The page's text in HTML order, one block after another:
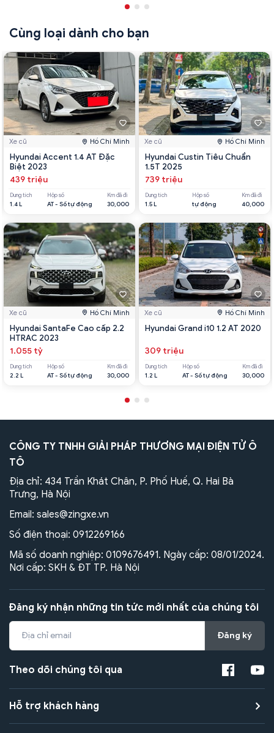
Cùng loại dành cho bạn
Xe cũ Hồ Chí Minh
Hyundai Accent 1.4 AT Đặc
Biệt 2023
439 triệu
Dung tích
1.4 L
Hộp số
AT - Số tự động
Km đã đi
30,000
Xe cũ Hồ Chí Minh
Hyundai SantaFe Cao cấp 2.2
HTRAC 2023
1.055 tỷ
Dung tích
2.2 L
Hộp số
AT - Số tự động
Km đã đi
30,000
Xe cũ Hồ Chí Minh
Hyundai Custin Tiêu Chuẩn
1.5T 2025
739 triệu
Dung tích
1.5 L
Hộp số
tự động
Km đã đi
40,000
Xe cũ Hồ Chí Minh
Hyundai Grand i10 1.2 AT 2020
309 triệu
Dung tích
1.2 L
Hộp số
AT - Số tự động
Km đã đi
30,000
CÔNG TY TNHH GIẢI PHÁP THƯƠNG MẠI ĐIỆN TỬ Ô
TÔ
Địa chỉ: 434 Trần Khát Chân, P. Phố Huế, Q. Hai Bà
Trưng, Hà Nội
Email: sales@zingxe.vn
Số điện thoại: 0912269166
Mã số doanh nghiệp: 0109676491. Ngày cấp: 08/01/2024.
Nơi cấp: SKH & ĐT TP. Hà Nội
Đăng ký nhận những tin tức mới nhất của chúng tôi
Đăng ký
Theo dõi chúng tôi qua
Hỗ trợ khách hàng